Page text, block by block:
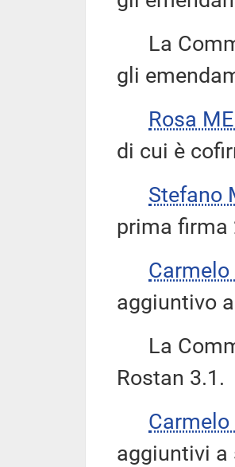
La
gli
Rosa
di cui è
Stefano
prima firma
aggiuntivo
La
Rostan 3.1.
aggiuntivi a